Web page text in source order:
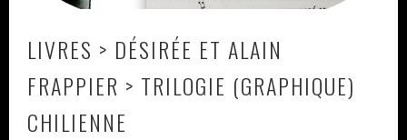
LIVRES > DÉSIRÉE ET ALAIN
FRAPPIER > TRILOGIE (GRAPHIQUE)
CHILIENNE